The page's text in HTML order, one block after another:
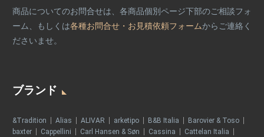
商品についてのお問合せは、各商品個別ページ下部のご相談フォ
ーム、もしくは各種お問合せ・お見積依頼フォームからご連絡く
ださいませ。
ブランド
&Tradition Alias ALIVAR arketipo B&B Italia
Barovier & Toso
baxter
Cappellini Carl Hansen & Søn Cassina
Cattelan Italia